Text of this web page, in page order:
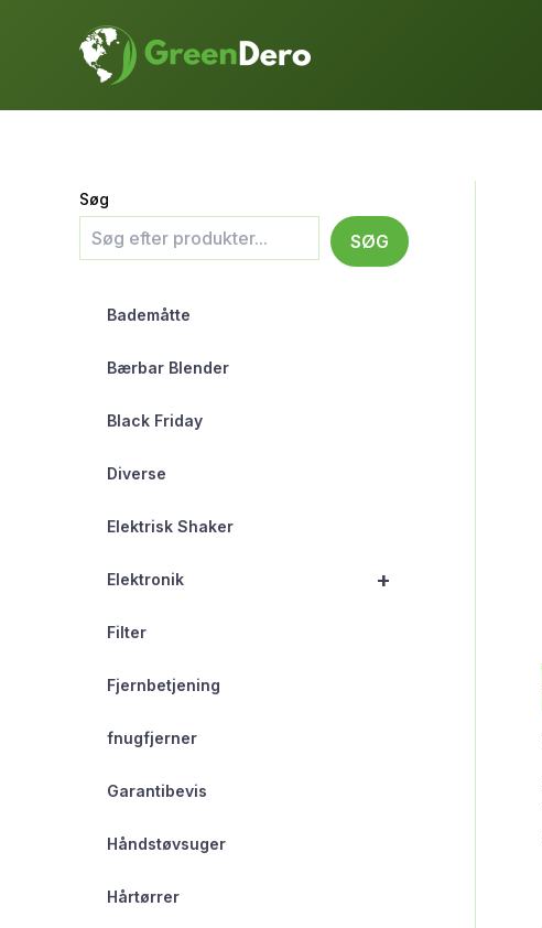
Søg
SØG
Bademåtte
Bærbar Blender
Black Friday
Diverse
Elektrisk Shaker
+
Elektronik
Filter
Fjernbetjening
fnugfjerner
Garantibevis
Håndstøvsuger
Hårtørrer